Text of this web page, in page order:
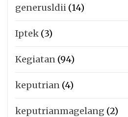
generusldii (14)
Iptek (3)
Kegiatan (94)
keputrian (4)
keputrianmagelang (2)